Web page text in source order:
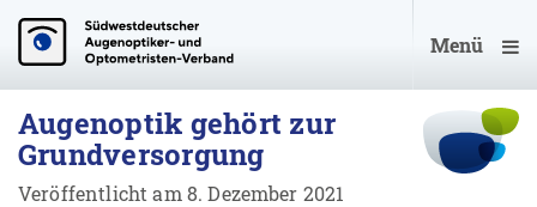
Menü
Augenoptik gehört zur
Grundversorgung
Veröffentlicht am 8. Dezember 2021